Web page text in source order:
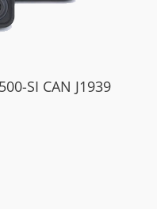
SI CAN J1939